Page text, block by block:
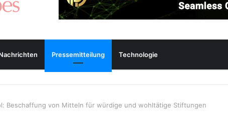
Pressemitteilung Technologie
Beschaffung von Mitteln für würdige und wohltätige Stiftungen